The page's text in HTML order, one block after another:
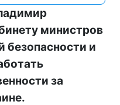
министров
безопасности и
за